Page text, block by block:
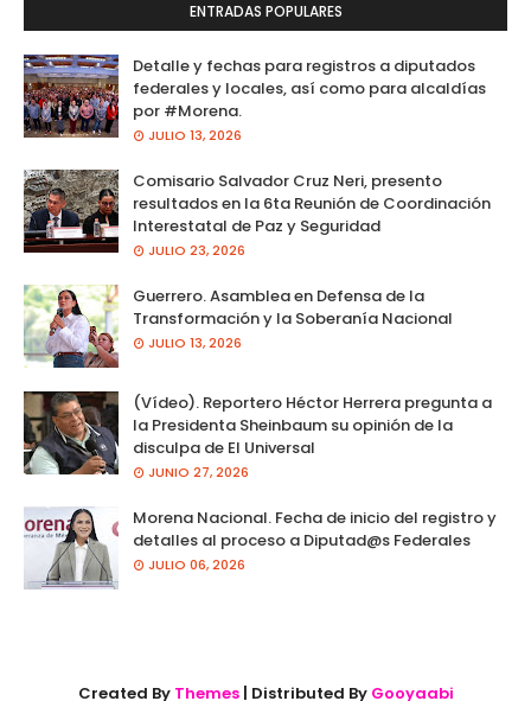
ENTRADAS POPULARES
Detalle y fechas para registros a diputados
federales y locales, así como para alcaldías
por #Morena.
JULIO 13, 2026
Comisario Salvador Cruz Neri, presento
resultados en la 6ta Reunión de Coordinación
Interestatal de Paz y Seguridad
JULIO 23, 2026
Guerrero. Asamblea en Defensa de la
Transformación y la Soberanía Nacional
JULIO 13, 2026
(Vídeo). Reportero Héctor Herrera pregunta a
la Presidenta Sheinbaum su opinión de la
disculpa de El Universal
JUNIO 27, 2026
Morena Nacional. Fecha de inicio del registro y
detalles al proceso a Diputad@s Federales
JULIO 06, 2026
Created By Themes| Distributed By Gooyaabi